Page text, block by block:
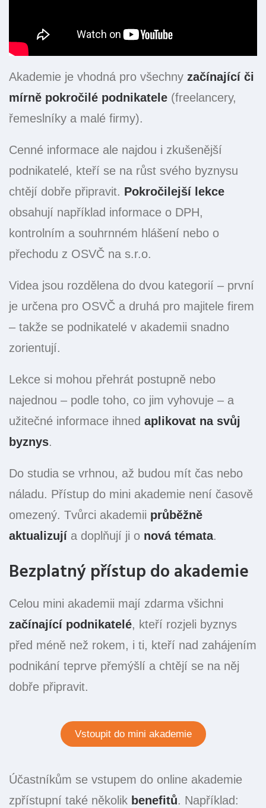
Akademie je vhodná pro všechny začínající či
mírně pokročilé podnikatele (freelancery,
řemeslníky a malé firmy).
Cenné informace ale najdou i zkušenější
podnikatelé, kteří se na růst svého byznysu
chtějí dobře připravit. Pokročilejší lekce
obsahují například informace o DPH,
kontrolním a souhrnném hlášení nebo o
přechodu z OSVČ na s.r.o.
Videa jsou rozdělena do dvou kategorií – první
je určena pro OSVČ a druhá pro majitele firem
– takže se podnikatelé v akademii snadno
zorientují.
Lekce si mohou přehrát postupně nebo
najednou – podle toho, co jim vyhovuje – a
užitečné informace ihned aplikovat na svůj
byznys.
Do studia se vrhnou, až budou mít čas nebo
náladu. Přístup do mini akademie není časově
omezený. Tvůrci akademii průběžně
aktualizují a doplňují ji o nová témata.
Bezplatný přístup do akademie
Celou mini akademii mají zdarma všichni
začínající podnikatelé, kteří rozjeli byznys
před méně než rokem, i ti, kteří nad zahájením
podnikání teprve přemýšlí a chtějí se na něj
dobře připravit.
Vstoupit do mini akademie
Účastníkům se vstupem do online akademie
zpřístupní také několik benefitů. Například: